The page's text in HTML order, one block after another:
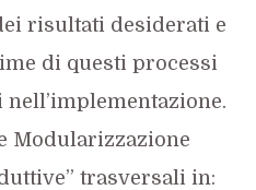
risultati desiderati e
di questi processi
Modularizzazione
trasversali in: